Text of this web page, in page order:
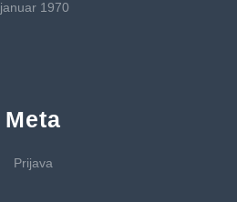
januar 1970
Meta
Prijava